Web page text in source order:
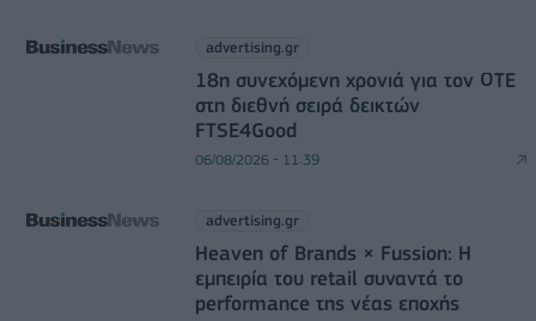
advertising.gr
18η συνεχόμενη χρονιά για τον ΟΤΕ
στη διεθνή σειρά δεικτών
FTSE4Good
06/08/2026 - 11:39
advertising.gr
Heaven of Brands × Fussion: Η
εμπειρία του retail συναντά το
performance της νέας εποχής